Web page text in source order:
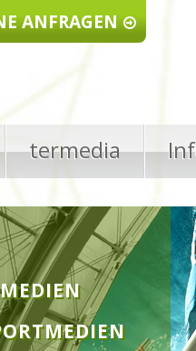
ANFRAGEN
termedia